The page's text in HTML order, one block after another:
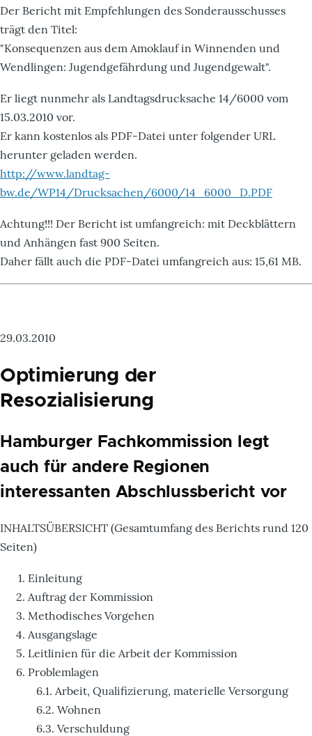
Der Bericht mit Empfehlungen des Sonderausschusses
trägt den Titel:
"Konsequenzen aus dem Amoklauf in Winnenden und
Wendlingen: Jugendgefährdung und Jugendgewalt".
Er liegt nunmehr als Landtagsdrucksache 14/6000 vom
15.03.2010 vor.
Er kann kostenlos als PDF-Datei unter folgender URL
herunter geladen werden.
http://www.landtag-
bw.de/WP14/Drucksachen/6000/14_6000_D.PDF
Achtung!!! Der Bericht ist umfangreich: mit Deckblättern
und Anhängen fast 900 Seiten.
Daher fällt auch die PDF-Datei umfangreich aus: 15,61 MB.
29.03.2010
Optimierung der
Resozialisierung
Hamburger Fachkommission legt
auch für andere Regionen
interessanten Abschlussbericht vor
INHALTSÜBERSICHT (Gesamtumfang des Berichts rund 120
Seiten)
Einleitung
Auftrag der Kommission
Methodisches Vorgehen
Ausgangslage
Leitlinien für die Arbeit der Kommission
Problemlagen
6.1. Arbeit, Qualifizierung, materielle Versorgung
6.2. Wohnen
6.3. Verschuldung